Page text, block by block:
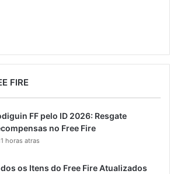
FIRE
FF pelo ID 2026: Resgate
no Free Fire
horas atras
os Itens do Free Fire Atualizados